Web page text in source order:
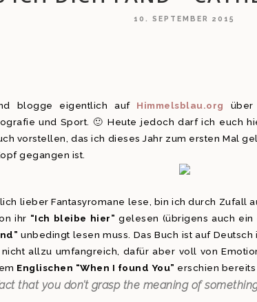
10. SEPTEMBER 2015
blogge eigentlich auf Himmelsblau.org
und Sport. 🙂 Heute jedoch darf ich euch
vorstellen, das ich dieses Jahr zum ersten Mal
gegangen ist.
lieber Fantasyromane lese, bin ich durch Zufall
ihr “Ich bleibe hier” gelesen (übrigens auch ein
unbedingt lesen muss. Das Buch ist auf
allzu umfangreich, dafür aber voll von
Englischen “When I found You” erschien bereits
that you don’t grasp the meaning of